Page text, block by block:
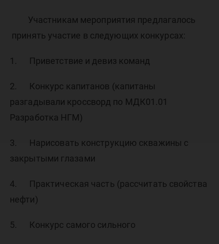
Участникам мероприятия предлагалось
принять участие в следующих конкурсах:
1. Приветствие и девиз команд
2. Конкурс капитанов (капитаны
разгадывали кроссворд по МДК01.01
Разработка НГМ)
3. Нарисовать конструкцию скважины с
закрытыми глазами
4. Практическая часть (рассчитать свойства
нефти)
5. Конкурс самого сильного